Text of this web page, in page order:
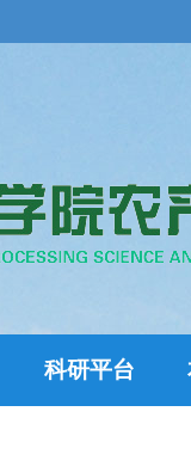
科研平台